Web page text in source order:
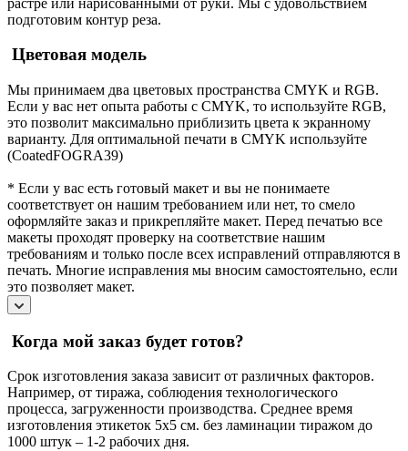
подготовим контур реза.
Цветовая модель
Мы принимаем два цветовых пространства CMYK и RGB.
Если у вас нет опыта работы с CMYK, то используйте RGB,
это позволит максимально приблизить цвета к экранному
варианту. Для оптимальной печати в CMYK используйте
(CoatedFOGRA39)
* Если у вас есть готовый макет и вы не понимаете
соответствует он нашим требованием или нет, то смело
оформляйте заказ и прикрепляйте макет. Перед печатью все
макеты проходят проверку на соответствие нашим
требованиям и только после всех исправлений отправляются в
печать. Многие исправления мы вносим самостоятельно, если
это позволяет макет.
Когда мой заказ будет готов?
Срок изготовления заказа зависит от различных факторов.
Например, от тиража, соблюдения технологического
процесса, загруженности производства. Среднее время
изготовления этикеток 5х5 см. без ламинации тиражом до
1000 штук – 1-2 рабочих дня.